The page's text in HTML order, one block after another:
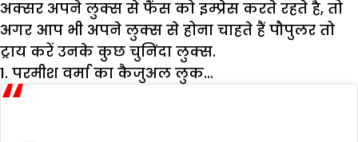
अक्सर अपने लुक्स से फैंस को इम्प्रेस करते रहते है, तो
अगर आप भी अपने लुक्स से होना चाहते हैं पौपुलर तो
ट्राय करें उनके कुछ चुनिंदा लुक्स.
1. परमीश वर्मा का कैजुअल लुक…